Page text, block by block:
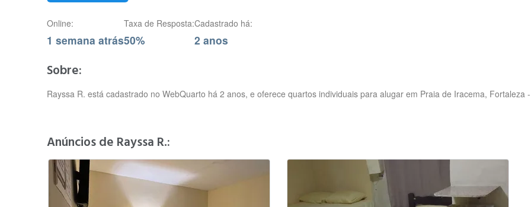
Online:
1 semana atrás
Taxa de Resposta:
50%
Cadastrado há:
2 anos
Sobre:
Rayssa R. está cadastrado no WebQuarto há 2 anos, e oferece quartos individuais para alugar em Praia de Iracema, Fortaleza
Anúncios de Rayssa R.: